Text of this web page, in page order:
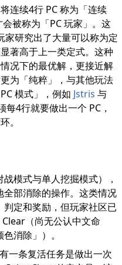
连续4行 PC 称为「连续
被称为「PC 玩家」。这
家研究出了大量可以称为定
著高于上一类定式。这种
况下的最优解，更接近解
为「纯粹」，与其他玩法
模式」，例如 Jstris 与
每4行就要做出一个 PC，
。
模式与单人挖掘模式），
部消除的操作。这类情况
定和奖励，但玩家社区已
（尚无公认中文命
消除」）。
一条复活任务是做出一次